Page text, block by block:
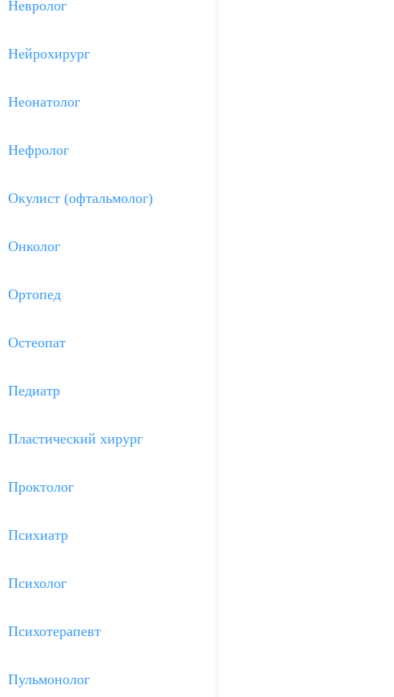
Невролог
Нейрохирург
Неонатолог
Нефролог
Окулист (офтальмолог)
Онколог
Ортопед
Остеопат
Педиатр
Пластический хирург
Проктолог
Психиатр
Психолог
Психотерапевт
Пульмонолог